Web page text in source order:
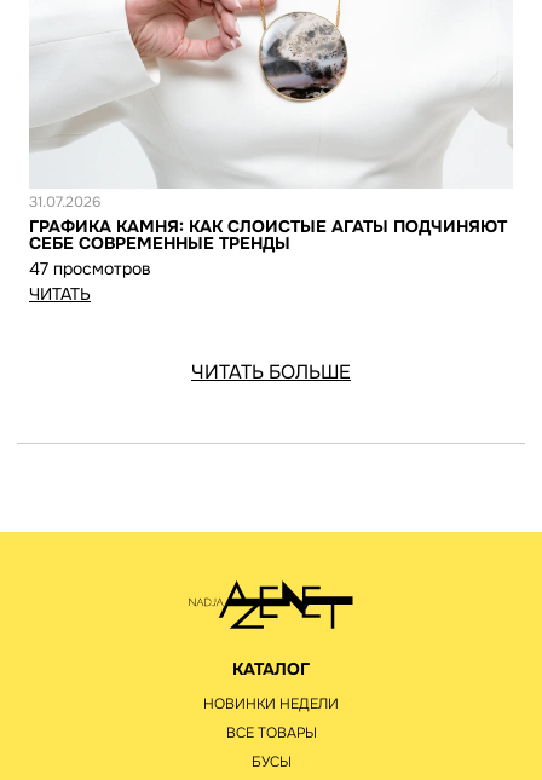
Новость
31.07.2026
ГРАФИКА КАМНЯ: КАК СЛОИСТЫЕ АГАТЫ ПОДЧИНЯЮТ
СЕБЕ СОВРЕМЕННЫЕ ТРЕНДЫ
47 просмотров
ЧИТАТЬ
ЧИТАТЬ БОЛЬШЕ
КАТАЛОГ
НОВИНКИ НЕДЕЛИ
ВСЕ ТОВАРЫ
БУСЫ